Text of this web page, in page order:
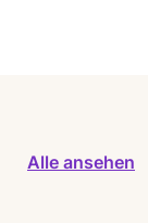
Alle ansehen